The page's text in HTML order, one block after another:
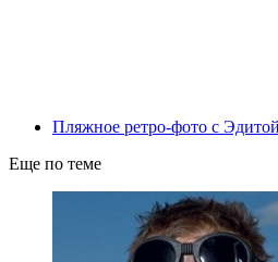
Пляжное ретро-фото с
Еще по теме